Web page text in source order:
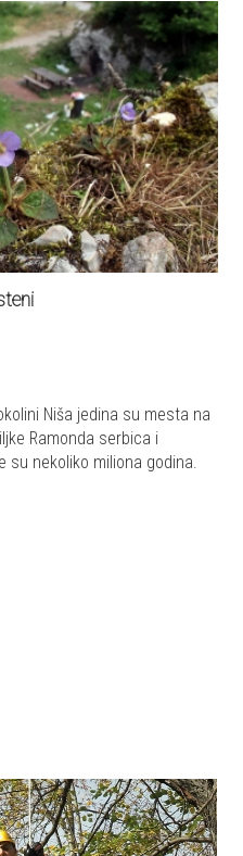
Niša jedina su mesta na
Ramonda serbica i
su nekoliko miliona godina.